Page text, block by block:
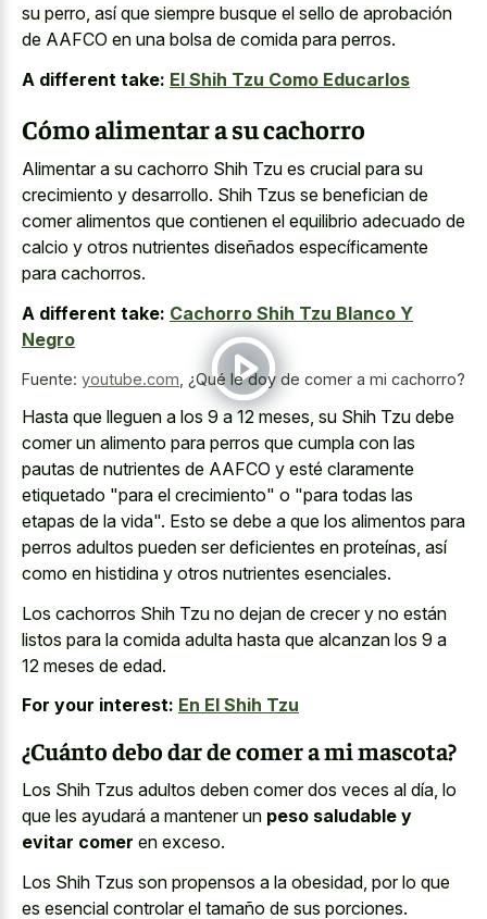
su perro, así que siempre busque el sello de aprobación
de AAFCO en una bolsa de comida para perros.
A different take: El Shih Tzu Como Educarlos
Cómo alimentar a su cachorro
Alimentar a su cachorro Shih Tzu es crucial para su
crecimiento y desarrollo. Shih Tzus se benefician de
comer alimentos que contienen el equilibrio adecuado de
calcio y otros nutrientes diseñados específicamente
para cachorros.
A different take: Cachorro Shih Tzu Blanco Y
Negro
Fuente: youtube.com ¿Qué le doy de comer a mi cachorro?
Hasta que lleguen a los 9 a 12 meses, su Shih Tzu debe
comer un alimento para perros que cumpla con las
pautas de nutrientes de AAFCO y esté claramente
etiquetado "para el crecimiento" o "para todas las
etapas de la vida". Esto se debe a que los alimentos para
perros adultos pueden ser deficientes en proteínas, así
como en histidina y otros nutrientes esenciales.
Los cachorros Shih Tzu no dejan de crecer y no están
listos para la comida adulta hasta que alcanzan los 9 a
12 meses de edad.
For your interest: En El Shih Tzu
¿Cuánto debo dar de comer a mi mascota?
Los Shih Tzus adultos deben comer dos veces al día, lo
que les ayudará a mantener un peso saludable y
evitar comer en exceso.
Los Shih Tzus son propensos a la obesidad, por lo que
es esencial controlar el tamaño de sus porciones.